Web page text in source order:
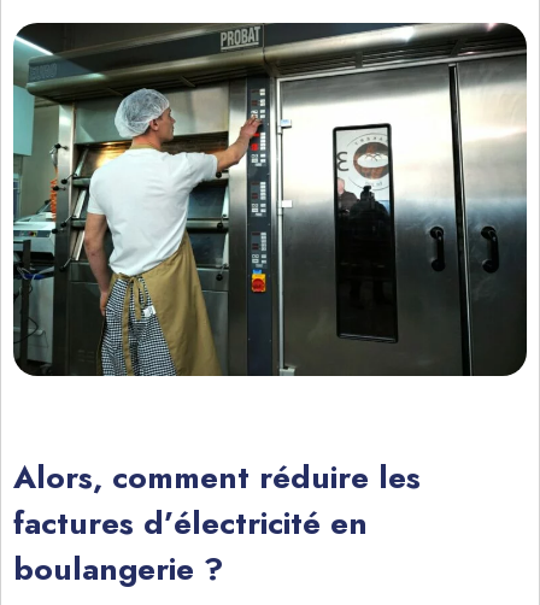
Alors, comment réduire les
factures d’électricité en
boulangerie ?